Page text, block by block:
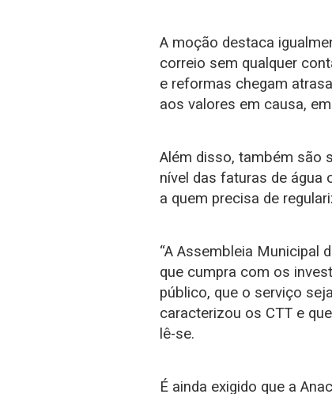
A moção destaca
correio sem qualquer
e reformas chegam
aos valores em causa,
Além disso, também são
nível das faturas de água
a quem precisa de
“A Assembleia Municipal
que cumpra com os
público, que o serviço
caracterizou os CTT e
lê-se.
É ainda exigido que a